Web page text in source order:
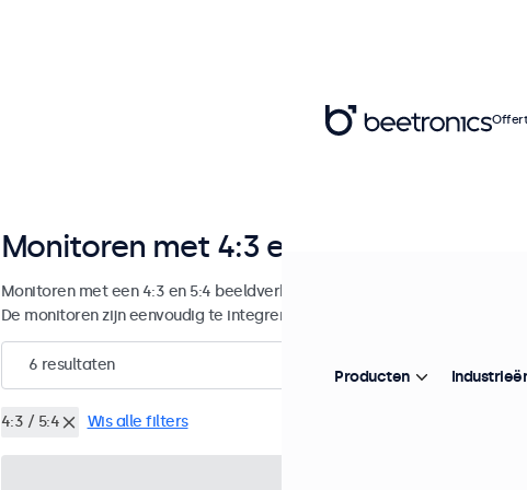
Monitoren met 4:3 en 5:4
Monitoren met een 4:3 en 5:4 beeldverhouding , ontworpen voor continu
De monitoren zijn eenvoudig te integreren en beschikken over tal van
6 resultaten
4:3 / 5:4 Wis alle filters
Producten